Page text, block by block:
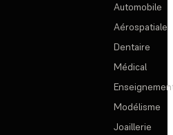
Automobile
Aérospatiale
Dentaire
Médical
Modélisme
Joaillerie